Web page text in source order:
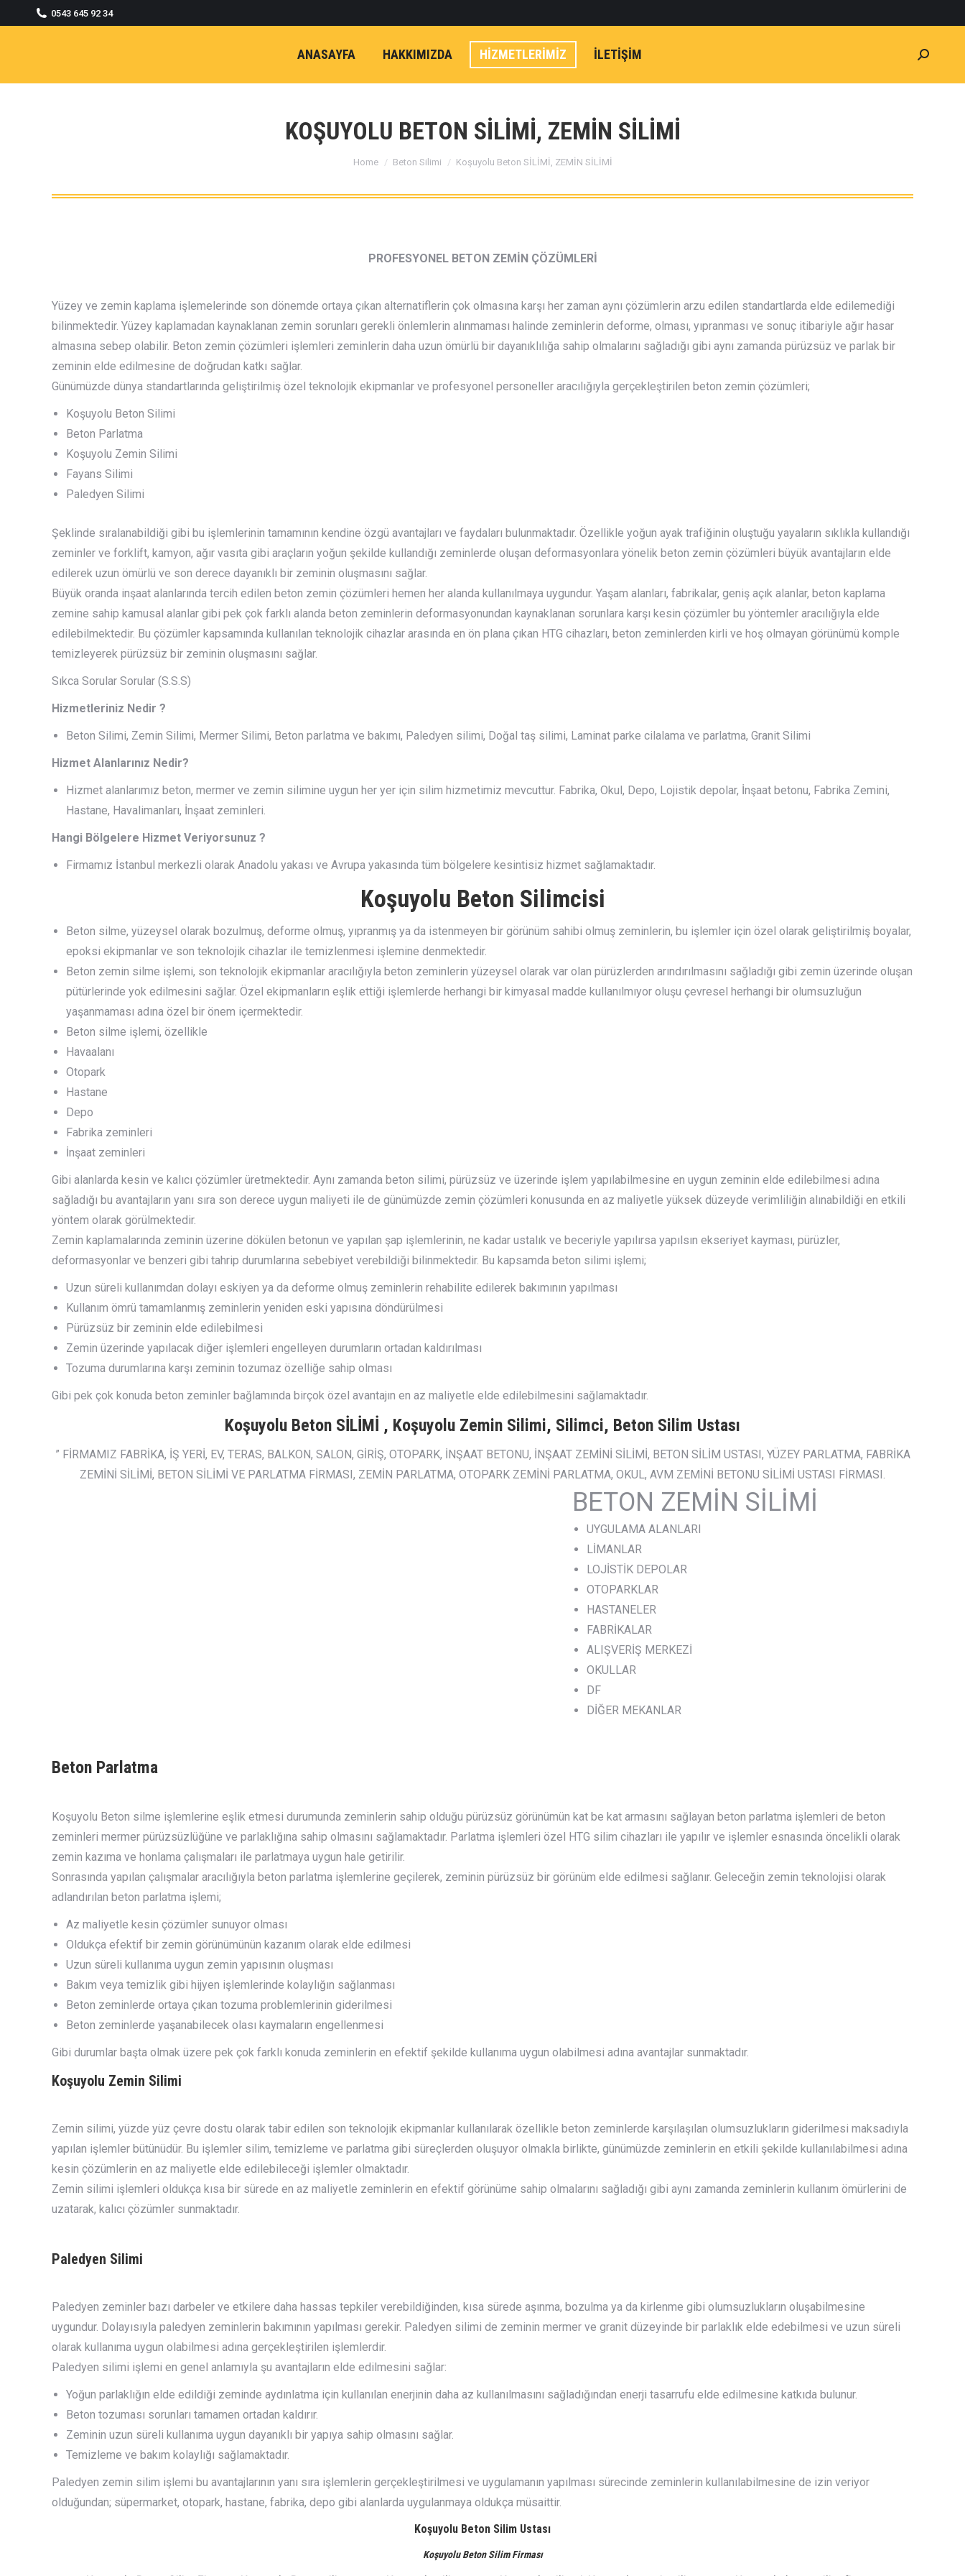
0543 645 92 34
ANASAYFA HAKKIMIZDA HİZMETLERİMİZ İLETIŞIM Search:
KOŞUYOLU BETON SİLİMİ, ZEMİN SİLİMİ
You are here:
Home Beton Silimi Koşuyolu Beton SİLİMİ, ZEMİN SİLİMİ
PROFESYONEL BETON ZEMİN ÇÖZÜMLERİ
Yüzey ve zemin kaplama işlemelerinde son dönemde ortaya çıkan alternatiflerin çok olmasına karşı her zaman aynı çözümlerin arzu edilen standartlarda elde edilemediği
bilinmektedir. Yüzey kaplamadan kaynaklanan zemin sorunları gerekli önlemlerin alınmaması halinde zeminlerin deforme, olması, yıpranması ve sonuç itibariyle ağır hasar
almasına sebep olabilir. Beton zemin çözümleri işlemleri zeminlerin daha uzun ömürlü bir dayanıklılığa sahip olmalarını sağladığı gibi aynı zamanda pürüzsüz ve parlak bir
zeminin elde edilmesine de doğrudan katkı sağlar.
Günümüzde dünya standartlarında geliştirilmiş özel teknolojik ekipmanlar ve profesyonel personeller aracılığıyla gerçekleştirilen beton zemin çözümleri;
Koşuyolu Beton Silimi
Beton Parlatma
Koşuyolu Zemin Silimi
Fayans Silimi
Paledyen Silimi
Şeklinde sıralanabildiği gibi bu işlemlerinin tamamının kendine özgü avantajları ve faydaları bulunmaktadır. Özellikle yoğun ayak trafiğinin oluştuğu yayaların sıklıkla kullandığı
zeminler ve forklift, kamyon, ağır vasıta gibi araçların yoğun şekilde kullandığı zeminlerde oluşan deformasyonlara yönelik beton zemin çözümleri büyük avantajların elde
edilerek uzun ömürlü ve son derece dayanıklı bir zeminin oluşmasını sağlar.
Büyük oranda inşaat alanlarında tercih edilen beton zemin çözümleri hemen her alanda kullanılmaya uygundur. Yaşam alanları, fabrikalar, geniş açık alanlar, beton kaplama
zemine sahip kamusal alanlar gibi pek çok farklı alanda beton zeminlerin deformasyonundan kaynaklanan sorunlara karşı kesin çözümler bu yöntemler aracılığıyla elde
edilebilmektedir. Bu çözümler kapsamında kullanılan teknolojik cihazlar arasında en ön plana çıkan HTG cihazları, beton zeminlerden kirli ve hoş olmayan görünümü komple
temizleyerek pürüzsüz bir zeminin oluşmasını sağlar.
Sıkca Sorular Sorular (S.S.S)
Hizmetleriniz Nedir ?
Beton Silimi, Zemin Silimi, Mermer Silimi, Beton parlatma ve bakımı, Paledyen silimi, Doğal taş silimi, Laminat parke cilalama ve parlatma, Granit Silimi
Hizmet Alanlarınız Nedir?
Hizmet alanlarımız beton, mermer ve zemin silimine uygun her yer için silim hizmetimiz mevcuttur. Fabrika, Okul, Depo, Lojistik depolar, İnşaat betonu, Fabrika Zemini,
Hastane, Havalimanları, İnşaat zeminleri.
Hangi Bölgelere Hizmet Veriyorsunuz ?
Firmamız İstanbul merkezli olarak Anadolu yakası ve Avrupa yakasında tüm bölgelere kesintisiz hizmet sağlamaktadır.
Koşuyolu Beton Silimcisi
Beton silme, yüzeysel olarak bozulmuş, deforme olmuş, yıpranmış ya da istenmeyen bir görünüm sahibi olmuş zeminlerin, bu işlemler için özel olarak geliştirilmiş boyalar,
epoksi ekipmanlar ve son teknolojik cihazlar ile temizlenmesi işlemine denmektedir.
Beton zemin silme işlemi, son teknolojik ekipmanlar aracılığıyla beton zeminlerin yüzeysel olarak var olan pürüzlerden arındırılmasını sağladığı gibi zemin üzerinde oluşan
pütürlerinde yok edilmesini sağlar. Özel ekipmanların eşlik ettiği işlemlerde herhangi bir kimyasal madde kullanılmıyor oluşu çevresel herhangi bir olumsuzluğun
yaşanmaması adına özel bir önem içermektedir.
Beton silme işlemi, özellikle
Havaalanı
Otopark
Hastane
Depo
Fabrika zeminleri
İnşaat zeminleri
Gibi alanlarda kesin ve kalıcı çözümler üretmektedir. Aynı zamanda beton silimi, pürüzsüz ve üzerinde işlem yapılabilmesine en uygun zeminin elde edilebilmesi adına
sağladığı bu avantajların yanı sıra son derece uygun maliyeti ile de günümüzde zemin çözümleri konusunda en az maliyetle yüksek düzeyde verimliliğin alınabildiği en etkili
yöntem olarak görülmektedir.
Zemin kaplamalarında zeminin üzerine dökülen betonun ve yapılan şap işlemlerinin, ne kadar ustalık ve beceriyle yapılırsa yapılsın ekseriyet kayması, pürüzler,
deformasyonlar ve benzeri gibi tahrip durumlarına sebebiyet verebildiği bilinmektedir. Bu kapsamda beton silimi işlemi;
Uzun süreli kullanımdan dolayı eskiyen ya da deforme olmuş zeminlerin rehabilite edilerek bakımının yapılması
Kullanım ömrü tamamlanmış zeminlerin yeniden eski yapısına döndürülmesi
Pürüzsüz bir zeminin elde edilebilmesi
Zemin üzerinde yapılacak diğer işlemleri engelleyen durumların ortadan kaldırılması
Tozuma durumlarına karşı zeminin tozumaz özelliğe sahip olması
Gibi pek çok konuda beton zeminler bağlamında birçok özel avantajın en az maliyetle elde edilebilmesini sağlamaktadır.
Koşuyolu Beton SİLİMİ , Koşuyolu Zemin Silimi, Silimci, Beton Silim Ustası
” FİRMAMIZ FABRİKA, İŞ YERİ, EV, TERAS, BALKON, SALON, GİRİŞ, OTOPARK, İNŞAAT BETONU, İNŞAAT ZEMİNİ SİLİMİ, BETON SİLİM USTASI, YÜZEY PARLATMA, FABRİKA
ZEMİNİ SİLİMİ, BETON SİLİMİ VE PARLATMA FİRMASI, ZEMİN PARLATMA, OTOPARK ZEMİNİ PARLATMA, OKUL, AVM ZEMİNİ BETONU SİLİMİ USTASI FİRMASI.
BETON ZEMİN SİLİMİ
UYGULAMA ALANLARI
LİMANLAR
LOJİSTİK DEPOLAR
OTOPARKLAR
HASTANELER
FABRİKALAR
ALIŞVERİŞ MERKEZİ
OKULLAR
DF
DİĞER MEKANLAR
Beton Parlatma
Koşuyolu Beton silme işlemlerine eşlik etmesi durumunda zeminlerin sahip olduğu pürüzsüz görünümün kat be kat armasını sağlayan beton parlatma işlemleri de beton
zeminleri mermer pürüzsüzlüğüne ve parlaklığına sahip olmasını sağlamaktadır. Parlatma işlemleri özel HTG silim cihazları ile yapılır ve işlemler esnasında öncelikli olarak
zemin kazıma ve honlama çalışmaları ile parlatmaya uygun hale getirilir.
Sonrasında yapılan çalışmalar aracılığıyla beton parlatma işlemlerine geçilerek, zeminin pürüzsüz bir görünüm elde edilmesi sağlanır. Geleceğin zemin teknolojisi olarak
adlandırılan beton parlatma işlemi;
Az maliyetle kesin çözümler sunuyor olması
Oldukça efektif bir zemin görünümünün kazanım olarak elde edilmesi
Uzun süreli kullanıma uygun zemin yapısının oluşması
Bakım veya temizlik gibi hijyen işlemlerinde kolaylığın sağlanması
Beton zeminlerde ortaya çıkan tozuma problemlerinin giderilmesi
Beton zeminlerde yaşanabilecek olası kaymaların engellenmesi
Gibi durumlar başta olmak üzere pek çok farklı konuda zeminlerin en efektif şekilde kullanıma uygun olabilmesi adına avantajlar sunmaktadır.
Koşuyolu Zemin Silimi
Zemin silimi, yüzde yüz çevre dostu olarak tabir edilen son teknolojik ekipmanlar kullanılarak özellikle beton zeminlerde karşılaşılan olumsuzlukların giderilmesi maksadıyla
yapılan işlemler bütünüdür. Bu işlemler silim, temizleme ve parlatma gibi süreçlerden oluşuyor olmakla birlikte, günümüzde zeminlerin en etkili şekilde kullanılabilmesi adına
kesin çözümlerin en az maliyetle elde edilebileceği işlemler olmaktadır.
Zemin silimi işlemleri oldukça kısa bir sürede en az maliyetle zeminlerin en efektif görünüme sahip olmalarını sağladığı gibi aynı zamanda zeminlerin kullanım ömürlerini de
uzatarak, kalıcı çözümler sunmaktadır.
Paledyen Silimi
Paledyen zeminler bazı darbeler ve etkilere daha hassas tepkiler verebildiğinden, kısa sürede aşınma, bozulma ya da kirlenme gibi olumsuzlukların oluşabilmesine
uygundur. Dolayısıyla paledyen zeminlerin bakımının yapılması gerekir. Paledyen silimi de zeminin mermer ve granit düzeyinde bir parlaklık elde edebilmesi ve uzun süreli
olarak kullanıma uygun olabilmesi adına gerçekleştirilen işlemlerdir.
Paledyen silimi işlemi en genel anlamıyla şu avantajların elde edilmesini sağlar:
Yoğun parlaklığın elde edildiği zeminde aydınlatma için kullanılan enerjinin daha az kullanılmasını sağladığından enerji tasarrufu elde edilmesine katkıda bulunur.
Beton tozuması sorunları tamamen ortadan kaldırır.
Zeminin uzun süreli kullanıma uygun dayanıklı bir yapıya sahip olmasını sağlar.
Temizleme ve bakım kolaylığı sağlamaktadır.
Paledyen zemin silim işlemi bu avantajlarının yanı sıra işlemlerin gerçekleştirilmesi ve uygulamanın yapılması sürecinde zeminlerin kullanılabilmesine de izin veriyor
olduğundan; süpermarket, otopark, hastane, fabrika, depo gibi alanlarda uygulanmaya oldukça müsaittir.
Koşuyolu Beton Silim Ustası
Koşuyolu Beton Silim Firması